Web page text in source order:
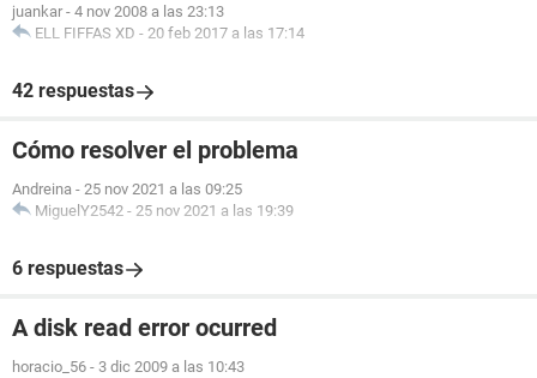
juankar - 4 nov 2008 a las 23:13
ELL FIFFAS XD - 20 feb 2017 a las 17:14
42 respuestas
Cómo resolver el problema
Andreina - 25 nov 2021 a las 09:25
MiguelY2542 - 25 nov 2021 a las 19:39
6 respuestas
A disk read error ocurred
horacio_56 - 3 dic 2009 a las 10:43